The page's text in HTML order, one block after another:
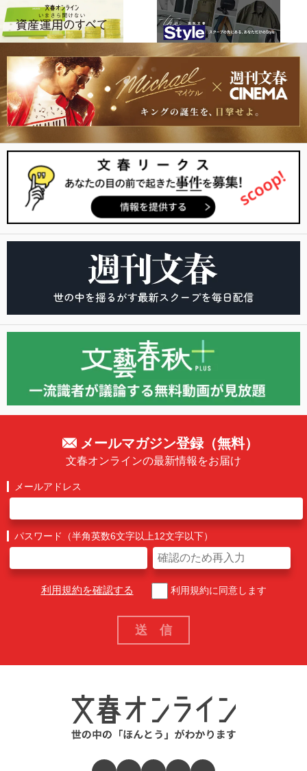
メールマガジン登録（無料）
文春オンラインの最新情報をお届け
メールアドレス
パスワード（半角英数6文字以上12文字以下）
利用規約を確認する 利用規約に同意します